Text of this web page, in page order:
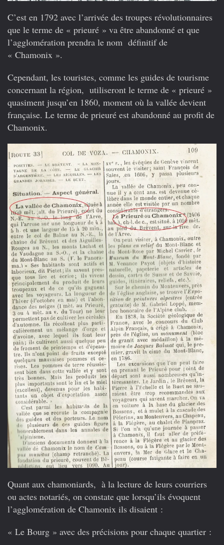
C’est en 1792 avec l’arrivée des troupes révolutionnaires
que le terme de « prieuré » va être abandonné et que
l’agglomération prendra le nom définitif de
« Chamonix ».
Cependant, les touristes, comme les guides de tourisme
concernant la région, utiliseront le terme de « prieuré »
quasiment jusqu’en 1860, moment où la vallée devient
française. Le terme de prieuré est abandonné au profit de
Chamonix.
Quant aux chamoniards, à la lecture de leurs courriers
ou actes notariés, on constate que lorsqu’ils évoquent
l’agglomération de Chamonix ils disaient :
« Le Bourg » avec des précisions pour chaque quartier :